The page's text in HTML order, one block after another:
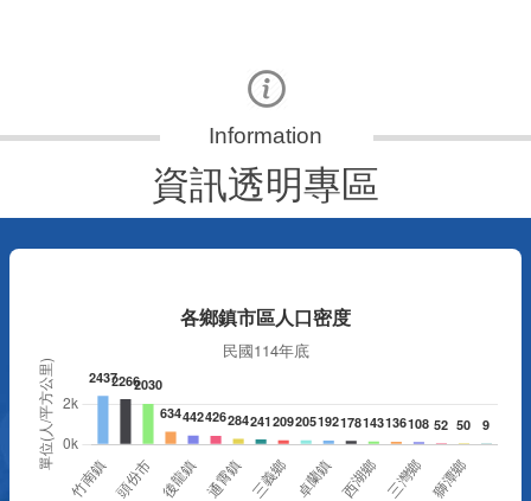
資訊透明專區